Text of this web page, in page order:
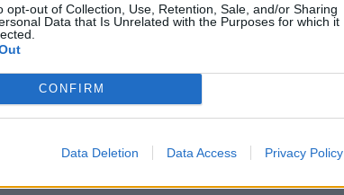
opt-out of Collection, Use, Retention, Sale, and/or Sharing
Data that Is Unrelated with the Purposes for which it
CONFIRM
Data Deletion Data Access Privacy Policy
P2P καταγράφεται ως 1,9 φορές σε σχέση
με το 2020, ενώ για το IRIS P2Pro ως 3 φορές
σε σχέση με το 2020.